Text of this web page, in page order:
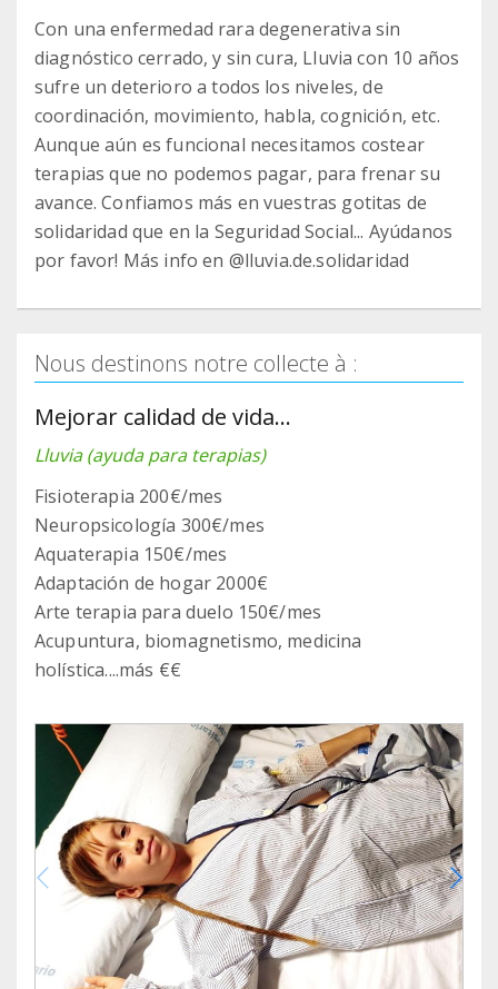
Con una enfermedad rara degenerativa sin
diagnóstico cerrado, y sin cura, Lluvia con 10 años
sufre un deterioro a todos los niveles, de
coordinación, movimiento, habla, cognición, etc.
Aunque aún es funcional necesitamos costear
terapias que no podemos pagar, para frenar su
avance. Confiamos más en vuestras gotitas de
solidaridad que en la Seguridad Social... Ayúdanos
por favor! Más info en @lluvia.de.solidaridad
Nous destinons notre collecte à :
Mejorar calidad de vida...
Lluvia (ayuda para terapias)
Fisioterapia 200€/mes
Neuropsicología 300€/mes
Aquaterapia 150€/mes
Adaptación de hogar 2000€
Arte terapia para duelo 150€/mes
Acupuntura, biomagnetismo, medicina
holística....más €€